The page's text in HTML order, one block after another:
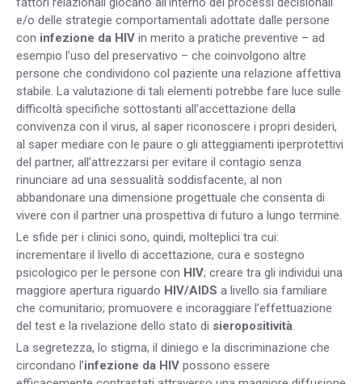
e/o delle strategie comportamentali adottate dalle persone
con infezione da HIV in merito a pratiche preventive – ad
esempio l’uso del preservativo – che coinvolgono altre
persone che condividono col paziente una relazione affettiva
stabile. La valutazione di tali elementi potrebbe fare luce sulle
difficoltà specifiche sottostanti all’accettazione della
convivenza con il virus, al saper riconoscere i propri desideri,
al saper mediare con le paure o gli atteggiamenti iperprotettivi
del partner, all’attrezzarsi per evitare il contagio senza
rinunciare ad una sessualità soddisfacente, al non
abbandonare una dimensione progettuale che consenta di
vivere con il partner una prospettiva di futuro a lungo termine.
Le sfide per i clinici sono, quindi, molteplici tra cui:
incrementare il livello di accettazione, cura e sostegno
psicologico per le persone con HIV; creare tra gli individui una
maggiore apertura riguardo HIV/AIDS a livello sia familiare
che comunitario; promuovere e incoraggiare l’effettuazione
del test e la rivelazione dello stato di sieropositività.
La segretezza, lo stigma, il diniego e la discriminazione che
circondano l’infezione da HIV possono essere